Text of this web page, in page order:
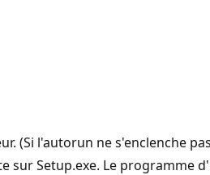
(Si l'autorun ne s'enclenche
sur Setup.exe. Le programme